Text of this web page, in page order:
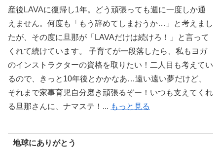
産後LAVAに復帰し1年。どう頑張っても週に一度しか通
えません。何度も「もう辞めてしまおうか…」と考えまし
たが、その度に旦那が「LAVAだけは続けろ！」と言って
くれて続けています。 子育てが一段落したら、私もヨガ
のインストラクターの資格を取りたい！二人目も考えてい
るので、きっと10年後とかかなあ…遠い遠い夢だけど、
それまで家事育児自分磨き頑張るぞー！いつも支えてくれ
る旦那さんに、ナマステ！... もっと見る
地球にありがとう